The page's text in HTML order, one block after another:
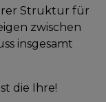
Struktur für
zwischen
insgesamt
die Ihre!